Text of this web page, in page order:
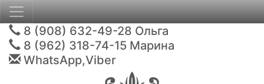
8 (908) 632-49-28 Ольга
8 (962) 318-74-15 Марина
WhatsApp,Viber